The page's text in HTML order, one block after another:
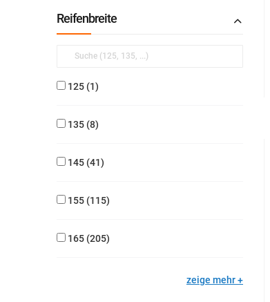
Reifenbreite
125 1
135 8
145 41
155 115
165 205
zeige mehr